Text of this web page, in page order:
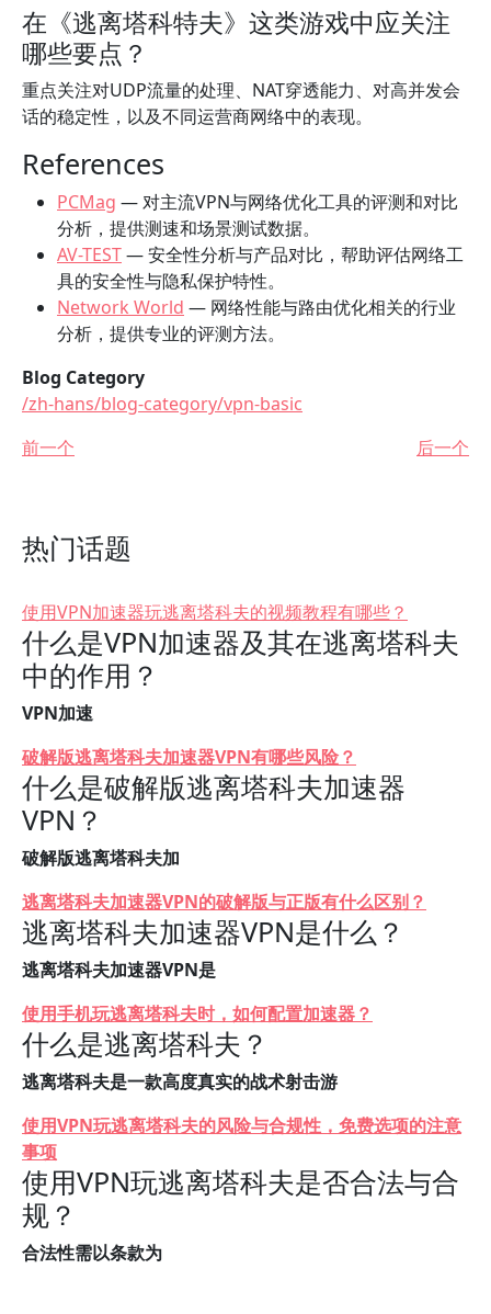
在《逃离塔科特夫》这类游戏中应关注
哪些要点？
重点关注对UDP流量的处理、NAT穿透能力、对高并发会
话的稳定性，以及不同运营商网络中的表现。
References
PCMag — 对主流VPN与网络优化工具的评测和对比
分析，提供测速和场景测试数据。
AV-TEST— 安全性分析与产品对比，帮助评估网络工
具的安全性与隐私保护特性。
Network World — 网络性能与路由优化相关的行业
分析，提供专业的评测方法。
Blog Category
/zh-hans/blog-category/vpn-basic
前一个
后一个
热门话题
使用VPN加速器玩逃离塔科夫的视频教程有哪些？
什么是VPN加速器及其在逃离塔科夫
中的作用？
VPN加速
破解版逃离塔科夫加速器VPN有哪些风险？
什么是破解版逃离塔科夫加速器
VPN？
破解版逃离塔科夫加
逃离塔科夫加速器VPN的破解版与正版有什么区别？
逃离塔科夫加速器VPN是什么？
逃离塔科夫加速器VPN是
使用手机玩逃离塔科夫时，如何配置加速器？
什么是逃离塔科夫？
逃离塔科夫是一款高度真实的战术射击游
使用VPN玩逃离塔科夫的风险与合规性，免费选项的注意
事项
使用VPN玩逃离塔科夫是否合法与合
规？
合法性需以条款为